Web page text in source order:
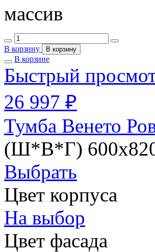
массив
В корзину В корзину
В корзине
Быстрый
26 997 ₽
Тумба Венето
(Ш*В*Г)
Выбрать
Цвет корпуса
На выбор
Цвет фасада